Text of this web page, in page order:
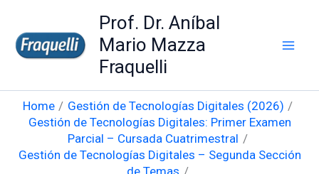
content
Prof. Dr. Aníbal
Mario Mazza
Fraquelli
Home
Gestión de Tecnologías Digitales (2026)
Gestión de Tecnologías Digitales: Primer Examen
Parcial – Cursada Cuatrimestral
Gestión de Tecnologías Digitales – Segunda Sección
de Temas